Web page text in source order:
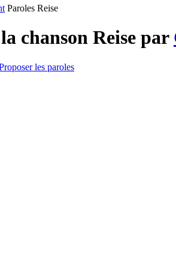
Paroles Reise
chanson Reise par
les paroles